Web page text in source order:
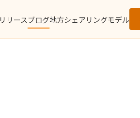
リースブログ地方シェアリングモデル